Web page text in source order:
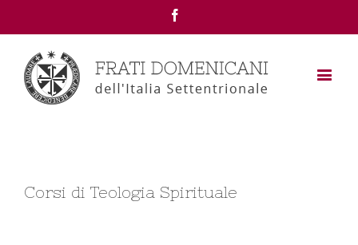
Corsi di Teologia Spirituale